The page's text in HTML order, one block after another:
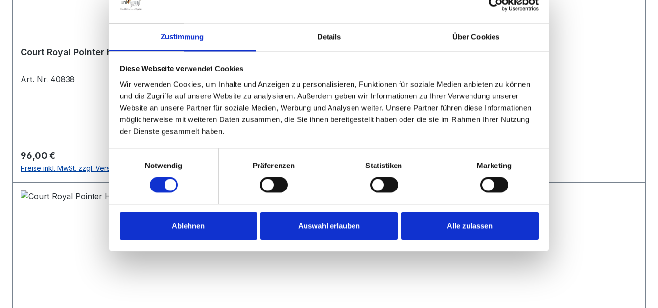
Zustimmung Details Über Cookies
Diese Webseite verwendet Cookies
Wir verwenden Cookies, um Inhalte und Anzeigen zu personalisieren, Funktionen für soziale Medien anbieten zu können
und die Zugriffe auf unsere Website zu analysieren. Außerdem geben wir Informationen zu Ihrer Verwendung unserer
Website an unsere Partner für soziale Medien, Werbung und Analysen weiter. Unsere Partner führen diese Informationen
möglicherweise mit weiteren Daten zusammen, die Sie ihnen bereitgestellt haben oder die sie im Rahmen Ihrer Nutzung
der Dienste gesammelt haben.
Notwendig
Präferenzen Statistiken Marketing
Ablehnen Auswahl erlauben Alle zulassen
Court Royal Pointer Heavy II
Art. Nr. 40838
Regulärer Preis:
96,00 €
Preise inkl. MwSt. zzgl. Versandkosten